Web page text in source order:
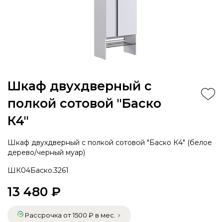
Шкаф двухдверный с
полкой сотовой "Баско
К4"
Шкаф двухдверный с полкой сотовой "Баско К4" (белое
дерево/черный муар)
ШК04Баско.3261
13 480 ₽
Рассрочка от 1500 ₽ в мес.